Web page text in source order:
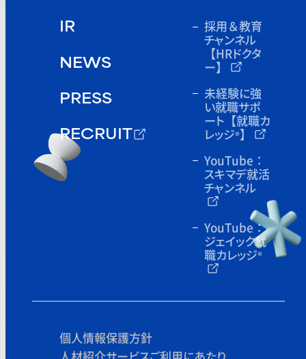
IR
NEWS
PRESS
RECRUIT
採用＆教育
チャンネル
【HRドクタ
ー】
未経験に強
い就職サポ
ート 【就職カ
レッジ®】
YouTube：
スキマデ就活
チャンネル
YouTube：
ジェイック就
職カレッジ®
個人情報保護方針